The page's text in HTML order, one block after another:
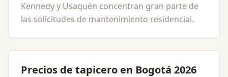
Kennedy y Usaquén concentran gran parte de
las solicitudes de mantenimiento residencial.
Precios de tapicero en Bogotá 2026